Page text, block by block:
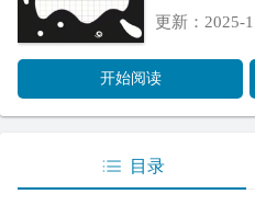
更新：2025-
开始阅读
目录